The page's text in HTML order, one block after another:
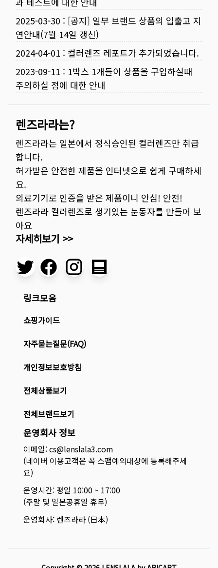
2025-03-30 : [공지] 일부 브랜드 상품의 입출고 지
연안내(7월 14일 갱신)
2024-04-01 : 컬러렌즈 레포트가 추가되었습니다.
2023-09-11 : 1박스 1개들이 상품을 구입하실때
주의하실 점에 대한 안내
렌즈라라는?
렌즈라라는 일본에서 정식승인된 컬러렌즈만 취급
합니다.
허가받은 안전한 제품을 인터넷으로 쉽게 구매하세
요.
의료기기로 인증을 받은 제품이니 안심! 안전!
렌즈라라 컬러렌즈로 생기있는 눈동자를 만들어 보
아요
자세히보기 >>
링크모음
쇼핑가이드
자주묻는질문(FAQ)
개인정보보호방침
전체상품보기
전체브랜드보기
운영회사 정보
이메일: cs@lenslala3.com
(네이버 이용고객은 꼭 스팸예외대상에 등록해주세
요)
운영시간: 평일 10:00 ~ 17:00
(주말 및 일본공휴일 휴무)
운영회사: 렌즈라라 (日本)